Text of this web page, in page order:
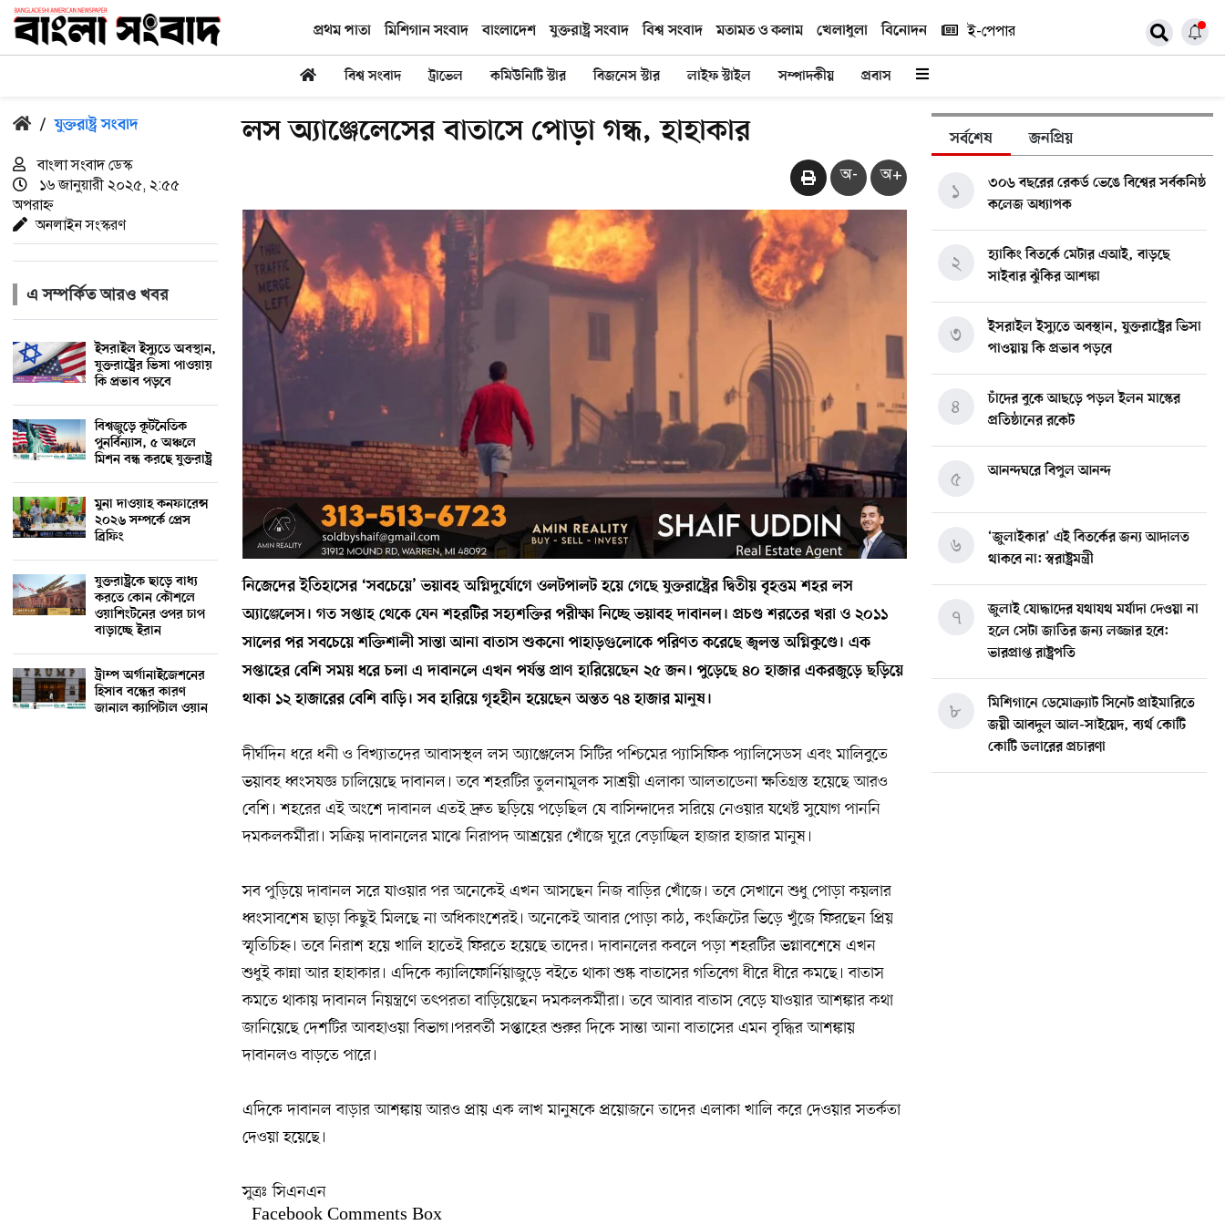
প্রথম পাতা মিশিগান সংবাদ বাংলাদেশ যুক্তরাষ্ট্র সংবাদ বিশ্ব সংবাদ মতামত ও কলাম খেলাধুলা বিনোদন ই-পেপার
বিশ্ব সংবাদ ট্রাভেল কমিউনিটি স্টার বিজনেস স্টার লাইফ স্টাইল সম্পাদকীয় প্রবাস
/ যুক্তরাষ্ট্র সংবাদ
বাংলা সংবাদ ডেস্ক
১৬ জানুয়ারী ২০২৫, ২:৫৫
অপরাহ্ন
অনলাইন সংস্করণ
এ সম্পর্কিত আরও খবর
ইসরাইল ইস্যুতে অবস্থান,
যুক্তরাষ্ট্রের ভিসা পাওয়ায়
কি প্রভাব পড়বে
বিশ্বজুড়ে কূটনৈতিক
পুনর্বিন্যাস, ৫ অঞ্চলে
মিশন বন্ধ করছে যুক্তরাষ্ট্র
মুনা দাওয়াহ কনফারেন্স
২০২৬ সম্পর্কে প্রেস
ব্রিফিং
যুক্তরাষ্ট্রকে ছাড়ে বাধ্য
করতে কোন কৌশলে
ওয়াশিংটনের ওপর চাপ
বাড়াচ্ছে ইরান
ট্রাম্প অর্গানাইজেশনের
হিসাব বন্ধের কারণ
জানাল ক্যাপিটাল ওয়ান
লস অ্যাঞ্জেলেসের বাতাসে পোড়া গন্ধ, হাহাকার
অ- অ+
নিজেদের ইতিহাসের ‘সবচেয়ে’ ভয়াবহ অগ্নিদুর্যোগে ওলটপালট হয়ে গেছে যুক্তরাষ্ট্রের দ্বিতীয় বৃহত্তম শহর লস
অ্যাঞ্জেলেস। গত সপ্তাহ থেকে যেন শহরটির সহ্যশক্তির পরীক্ষা নিচ্ছে ভয়াবহ দাবানল। প্রচণ্ড শরতের খরা ও ২০১১
সালের পর সবচেয়ে শক্তিশালী সান্তা আনা বাতাস শুকনো পাহাড়গুলোকে পরিণত করেছে জ্বলন্ত অগ্নিকুণ্ডে। এক
সপ্তাহের বেশি সময় ধরে চলা এ দাবানলে এখন পর্যন্ত প্রাণ হারিয়েছেন ২৫ জন। পুড়েছে ৪০ হাজার একরজুড়ে ছড়িয়ে
থাকা ১২ হাজারের বেশি বাড়ি। সব হারিয়ে গৃহহীন হয়েছেন অন্তত ৭৪ হাজার মানুষ।
দীর্ঘদিন ধরে ধনী ও বিখ্যাতদের আবাসস্থল লস অ্যাঞ্জেলেস সিটির পশ্চিমের প্যাসিফিক প্যালিসেডস এবং মালিবুতে
ভয়াবহ ধ্বংসযজ্ঞ চালিয়েছে দাবানল। তবে শহরটির তুলনামূলক সাশ্রয়ী এলাকা আলতাডেনা ক্ষতিগ্রস্ত হয়েছে আরও
বেশি। শহরের এই অংশে দাবানল এতই দ্রুত ছড়িয়ে পড়েছিল যে বাসিন্দাদের সরিয়ে নেওয়ার যথেষ্ট সুযোগ পাননি
দমকলকর্মীরা। সক্রিয় দাবানলের মাঝে নিরাপদ আশ্রয়ের খোঁজে ঘুরে বেড়াচ্ছিল হাজার হাজার মানুষ।
সব পুড়িয়ে দাবানল সরে যাওয়ার পর অনেকেই এখন আসছেন নিজ বাড়ির খোঁজে। তবে সেখানে শুধু পোড়া কয়লার
ধ্বংসাবশেষ ছাড়া কিছুই মিলছে না অধিকাংশেরই। অনেকেই আবার পোড়া কাঠ, কংক্রিটের ভিড়ে খুঁজে ফিরছেন প্রিয়
স্মৃতিচিহ্ন। তবে নিরাশ হয়ে খালি হাতেই ফিরতে হয়েছে তাদের। দাবানলের কবলে পড়া শহরটির ভগ্নাবশেষে এখন
শুধুই কান্না আর হাহাকার। এদিকে ক্যালিফোর্নিয়াজুড়ে বইতে থাকা শুষ্ক বাতাসের গতিবেগ ধীরে ধীরে কমছে। বাতাস
কমতে থাকায় দাবানল নিয়ন্ত্রণে তৎপরতা বাড়িয়েছেন দমকলকর্মীরা। তবে আবার বাতাস বেড়ে যাওয়ার আশঙ্কার কথা
জানিয়েছে দেশটির আবহাওয়া বিভাগ।পরবর্তী সপ্তাহের শুরুর দিকে সান্তা আনা বাতাসের এমন বৃদ্ধির আশঙ্কায়
দাবানলও বাড়তে পারে।
এদিকে দাবানল বাড়ার আশঙ্কায় আরও প্রায় এক লাখ মানুষকে প্রয়োজনে তাদের এলাকা খালি করে দেওয়ার সতর্কতা
দেওয়া হয়েছে।
সুত্রঃ সিএনএন
Facebook Comments Box
সর্বশেষ জনপ্রিয়
৩০৬ বছরের রেকর্ড ভেঙে বিশ্বের সর্বকনিষ্ঠ
কলেজ অধ্যাপক
১
হ্যাকিং বিতর্কে মেটার এআই, বাড়ছে
সাইবার ঝুঁকির আশঙ্কা
২
ইসরাইল ইস্যুতে অবস্থান, যুক্তরাষ্ট্রের ভিসা
পাওয়ায় কি প্রভাব পড়বে
৩
চাঁদের বুকে আছড়ে পড়ল ইলন মাস্কের
প্রতিষ্ঠানের রকেট
৪
আনন্দঘরে বিপুল আনন্দ
৫
‘জুলাইকার’ এই বিতর্কের জন্য আদালত
থাকবে না: স্বরাষ্ট্রমন্ত্রী
৬
জুলাই যোদ্ধাদের যথাযথ মর্যাদা দেওয়া না
হলে সেটা জাতির জন্য লজ্জার হবে:
ভারপ্রাপ্ত রাষ্ট্রপতি
৭
মিশিগানে ডেমোক্র্যাট সিনেট প্রাইমারিতে
জয়ী আবদুল আল-সাইয়েদ, ব্যর্থ কোটি
কোটি ডলারের প্রচারণা
৮